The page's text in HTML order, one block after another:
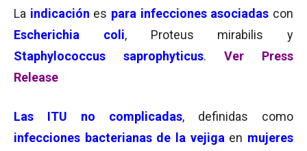
La indicación es para infecciones asociadas con
Escherichia coli, Proteus mirabilis y
Staphylococcus saprophyticus. Ver Press
Release
Las ITU no complicadas, definidas como
infecciones bacterianas de la vejiga en mujeres